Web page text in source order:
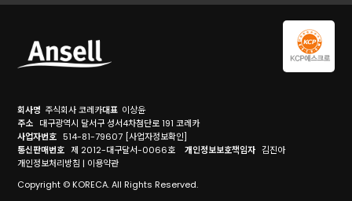
회사명 주식회사 코레카대표 이상윤
주소 대구광역시 달서구 성서4차첨단로 191 코레카
사업자번호 514-81-79607 [사업자정보확인]
통신판매번호 제 2012-대구달서-0066호개인정보보호책임자 김진아
개인정보처리방침 | 이용약관
Copyright © KORECA. All Rights Reserved.